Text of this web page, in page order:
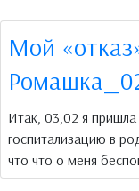
Мой
Итак, 03,02 я
госпитализацию в
что что о меня